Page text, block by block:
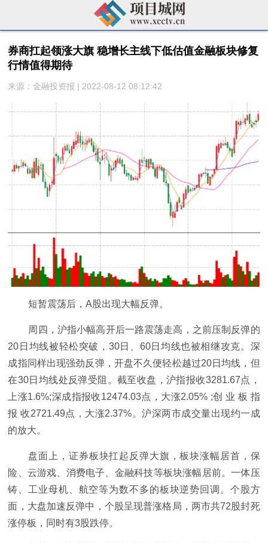
券商扛起领涨大旗 稳增长主线下低估值金融板块修复
行情值得期待
来源：金融投资报 | 2022-08-12 08:12:42
短暂震荡后，A股出现大幅反弹。
周四，沪指小幅高开后一路震荡走高，之前压制反弹的
20日均线被轻松突破，30日、60日均线也被相继攻克。深
成指同样出现强劲反弹，开盘不久便轻松越过20日均线，但
在30日均线处反弹受阻。截至收盘，沪指报收3281.67点，
上涨1.6%;深成指报收12474.03点，大涨2.05% ;创 业 板 指
报 收2721.49点，大涨2.37%。沪深两市成交量出现约一成
的放大。
盘面上，证券板块扛起反弹大旗，板块涨幅居首，保
险、云游戏、消费电子、金融科技等板块涨幅居前。一体压
铸、工业母机、航空等为数不多的板块逆势回调。个股方
面，大盘加速反弹中，个股呈现普涨格局，两市共72股封死
涨停板，同时有3股跌停。